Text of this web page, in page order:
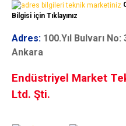
Bilgisi için Tıklayınız
Adres: 100.Yıl Bulvarı
Ankara
Endüstriyel Market
Ltd. Şti.